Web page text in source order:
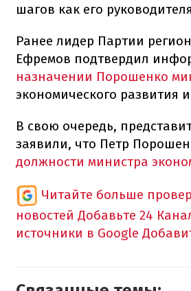
шагов как его
Ранее лидер Партии
Ефремов подтвердил
назначении Порошенко
экономического развития
В свою очередь,
заявили, что Петр
должности министра
Читайте больше
новостей Добавьте 24
источники в Google